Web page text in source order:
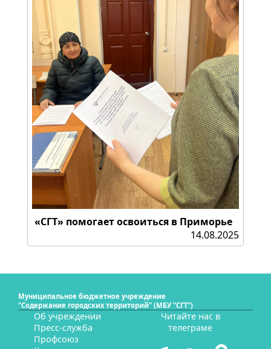
«СГТ» помогает освоиться в Приморье
14.08.2025
Муниципальное бюджетное учреждение
"Содержание городских территорий" (МБУ "СГТ")
Об учреждении
Пресс-служба
Профсоюз
Читайте нас в
телеграме